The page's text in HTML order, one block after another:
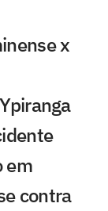
x
em
contra